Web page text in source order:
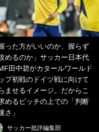
握った方がいいのか、握らず
めるのか」サッカー日本代
田中碧がカタールワールド
プ初戦のドイツ戦に向けて
ませるイメージ。だからこ
めるピッチの上での「判断
さ」
サッカー批評編集部